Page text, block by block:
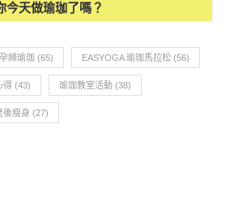
今天做瑜珈了嗎？
孕婦瑜珈 (65) EASYOGA 瑜珈馬拉松 (56)
得 (43) 瑜珈教室活動 (38)
後瘦身 (27)